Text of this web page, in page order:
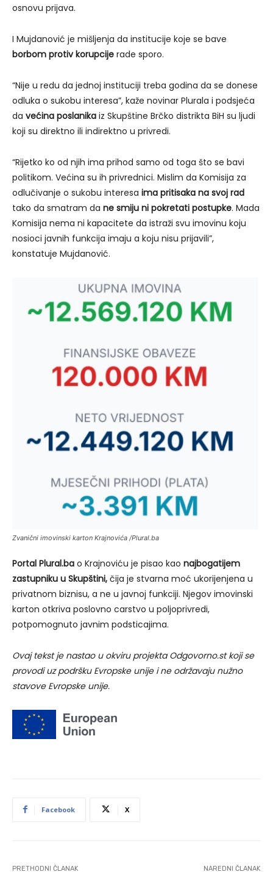
osnovu prijava.
I Mujdanović je mišljenja da institucije koje se bave
borbom protiv korupcije rade sporo.
“Nije u redu da jednoj instituciji treba godina da se donese
odluka o sukobu interesa”, kaže novinar Plurala i podsjeća
da većina poslanika iz Skupštine Brčko distrikta BiH su ljudi
koji su direktno ili indirektno u privredi.
“Rijetko ko od njih ima prihod samo od toga što se bavi
politikom. Većina su ih privrednici. Mislim da Komisija za
odlučivanje o sukobu interesa ima pritisaka na svoj rad
tako da smatram da ne smiju ni pokretati postupke. Mada
Komisija nema ni kapacitete da istraži svu imovinu koju
nosioci javnih funkcija imaju a koju nisu prijavili”,
konstatuje Mujdanović.
Zvanični imovinski karton Krajnovića /Plural.ba
Portal Plural.ba o Krajnoviću je pisao kao najbogatijem
zastupniku u Skupštini, čija je stvarna moć ukorijenjena u
privatnom biznisu, a ne u javnoj funkciji. Njegov imovinski
karton otkriva poslovno carstvo u poljoprivredi,
potpomognuto javnim podsticajima.
Ovaj tekst je nastao u okviru projekta Odgovorno.st koji se
provodi uz podršku Evropske unije i ne održavaju nužno
stavove Evropske unije.
Facebook X
PRETHODNI ČLANAK NAREDNI ČLANAK